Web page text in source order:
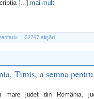
[...] mai mult
| 32767 afişări
Timis, a semna pentru
mare județ din România,